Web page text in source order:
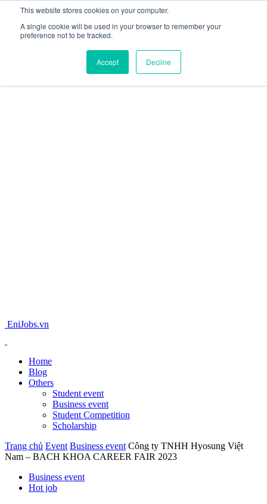
This website stores cookies on your computer.
A single cookie will be used in your browser to remember your
preference not to be tracked.
Accept Decline
EniJobs.vn
Home
Blog
Others
Student event
Business event
Student Competition
Scholarship
Trang chủ Event Business event Công ty TNHH Hyosung Việt
Nam – BACH KHOA CAREER FAIR 2023
Business event
Hot job